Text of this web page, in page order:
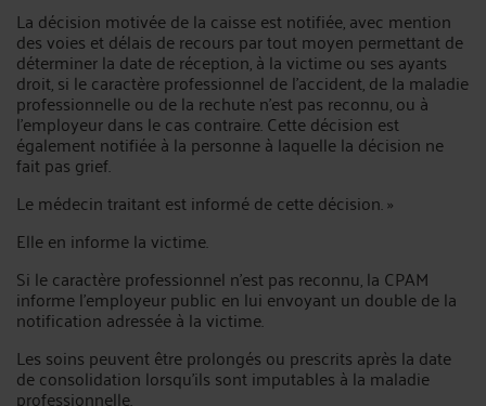
La décision motivée de la caisse est notifiée, avec mention
des voies et délais de recours par tout moyen permettant de
déterminer la date de réception, à la victime ou ses ayants
droit, si le caractère professionnel de l'accident, de la maladie
professionnelle ou de la rechute n'est pas reconnu, ou à
l'employeur dans le cas contraire. Cette décision est
également notifiée à la personne à laquelle la décision ne
fait pas grief.
Le médecin traitant est informé de cette décision. »
Elle en informe la victime.
Si le caractère professionnel n’est pas reconnu, la CPAM
informe l’employeur public en lui envoyant un double de la
notification adressée à la victime.
Les soins peuvent être prolongés ou prescrits après la date
de consolidation lorsqu’ils sont imputables à la maladie
professionnelle.